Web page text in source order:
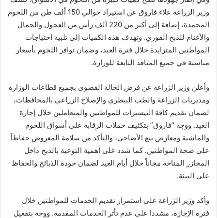
وزير الزراعة علاء فاروق عن استيراد حوالي 150 ألف طن من اللحوم
المجمدة، إضافة إلى أكثر من 220 ألف رأس من العجول والجمال
والأغنام للذبح الفوري. وتهدف هذه الكميات إلى تلبية احتياجات
المواطنين المتزايدة خلال فترة العيد، وضمان توافر اللحوم بأسعار
مناسبة في جميع المنافذ التابعة للوزارة.
وأعلن وزير الزراعة عن فرض الحالة القصوى بجميع قطاعات الوزارة
ومديريات الزراعة والطب البيطري والإصلاح الزراعي بالمحافظات،
لضمان تقديم كافة التيسيرات للمواطنين والمتعاملين خلال إجازة
العيد. ووجه “فاروق” بتكثيف حملات الرقابة على أسواق اللحوم
والماشية ومعارض بيع الأضاحي، والتأكد من سلامة المعروض حفاظاً
على صحة المواطنين. كما شدد على أهمية التوعية بالذبح داخل
المجازر المتاحة مجاناً خلال أيام العيد لضمان جودة الذبائح والحفاظ
على البيئة.
وأكد وزير الزراعة على استمرار تقديم الخدمات للمواطنين خلال
فترة الإجازة، مشددا على عدم تأثر الخدمات المقدمة. ووجه بتفعيل